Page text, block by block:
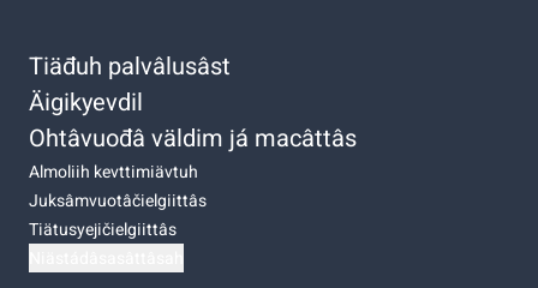
Tiäđuh palvâlusâst
Äigikyevdil
Ohtâvuođâ väldim já macâttâs
Almoliih kevttimiävtuh
Juksâmvuotâčielgiittâs
Tiätusyejičielgiittâs